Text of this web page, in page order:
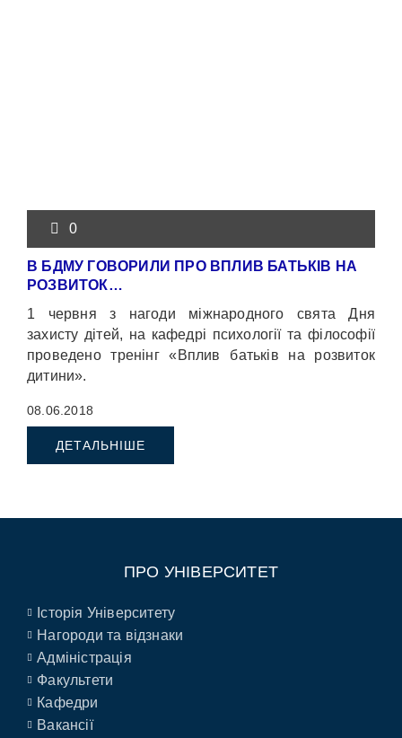
0
В БДМУ ГОВОРИЛИ ПРО ВПЛИВ БАТЬКІВ НА
РОЗВИТОК…
1 червня з нагоди міжнародного свята Дня
захисту дітей, на кафедрі психології та філософії
проведено тренінг «Вплив батьків на розвиток
дитини».
08.06.2018
ДЕТАЛЬНІШЕ
ПРО УНІВЕРСИТЕТ
Історія Університету
Нагороди та відзнаки
Адміністрація
Факультети
Кафедри
Вакансії